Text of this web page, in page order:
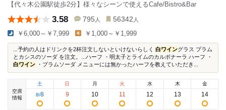
【代々木公園駅徒歩2分】様々なシーンで使えるCafe/Bistro&Bar
3.58 795 人 56342 人
￥6,000～￥7,999 ￥1,000～￥1,999
...予約の人はドリンクを2杯注文しないといけないらしく 白ワイングラス プラム
とカシスのソーダ を注文。...ハーフ ・明太子とライムのカルボナーラ ハーフ ・
白ワイン ・プラムソーダ メニューには無かったハーフを教えていただき...
空席
情報
土
8/8
日
9
月
10
火
11
水
12
木
13
金
14